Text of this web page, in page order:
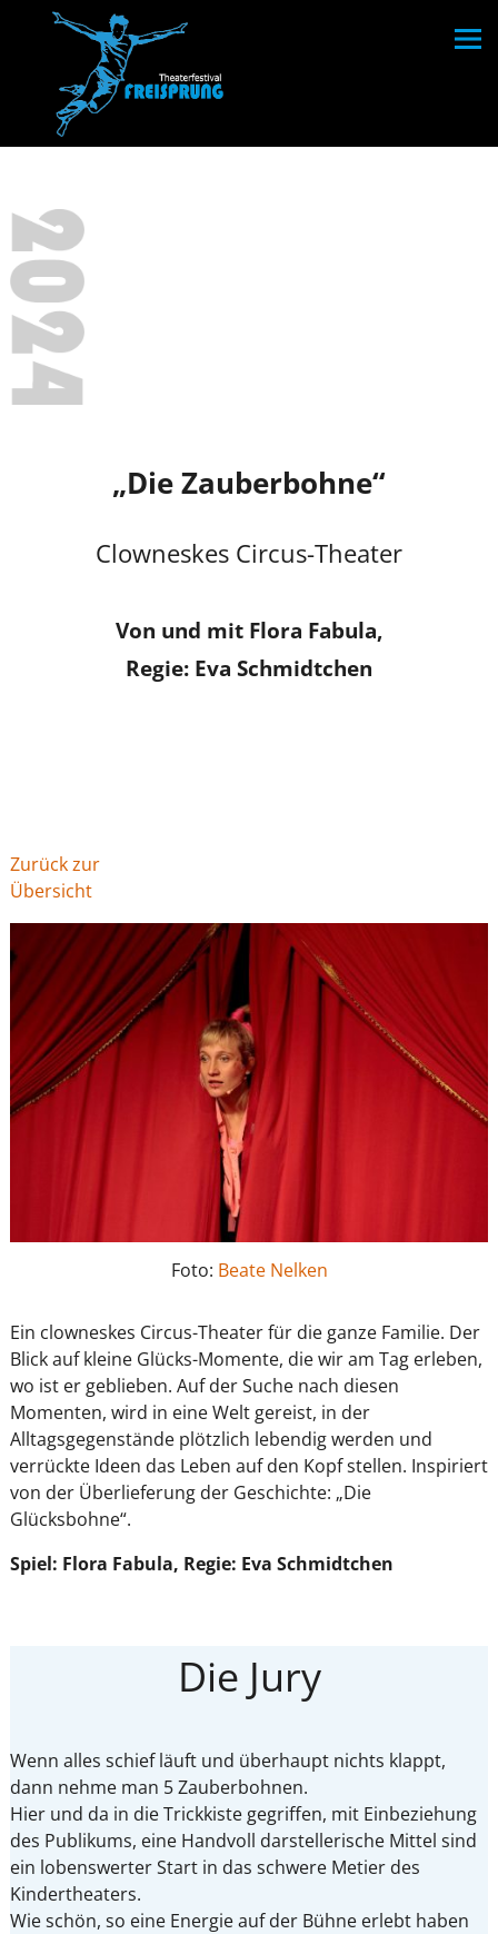
„Die Zauberbohne“
Clowneskes Circus-Theater
Von und mit Flora Fabula,
Regie: Eva Schmidtchen
Zurück zur
Übersicht
Foto: Beate Nelken
Ein clowneskes Circus-Theater für die ganze Familie. Der
Blick auf kleine Glücks-Momente, die wir am Tag erleben,
wo ist er geblieben. Auf der Suche nach diesen
Momenten, wird in eine Welt gereist, in der
Alltagsgegenstände plötzlich lebendig werden und
verrückte Ideen das Leben auf den Kopf stellen. Inspiriert
von der Überlieferung der Geschichte: „Die
Glücksbohne“.
Spiel: Flora Fabula, Regie: Eva Schmidtchen
Die Jury
Wenn alles schief läuft und überhaupt nichts klappt,
dann nehme man 5 Zauberbohnen.
Hier und da in die Trickkiste gegriffen, mit Einbeziehung
des Publikums, eine Handvoll darstellerische Mittel sind
ein lobenswerter Start in das schwere Metier des
Kindertheaters.
Wie schön, so eine Energie auf der Bühne erlebt haben